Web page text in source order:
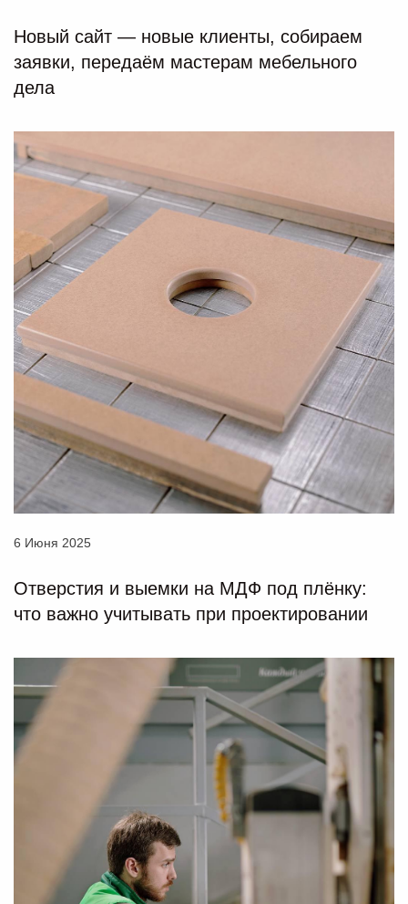
Новый сайт — новые клиенты, собираем
заявки, передаём мастерам мебельного
дела
6 Июня 2025
Отверстия и выемки на МДФ под плёнку:
что важно учитывать при проектировании